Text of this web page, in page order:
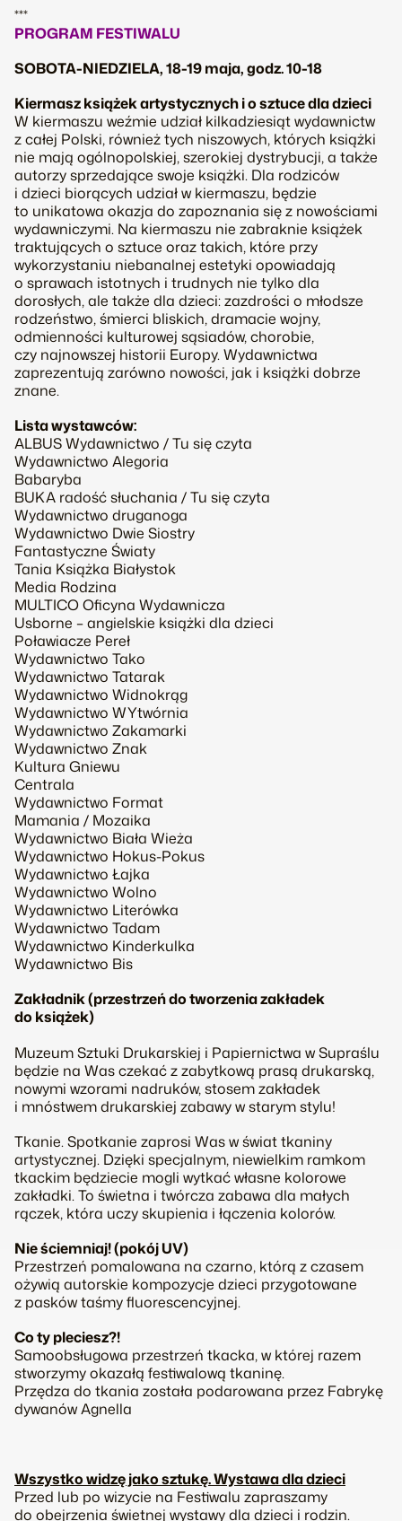
***
PROGRAM FESTIWALU
SOBOTA-NIEDZIELA, 18-19 maja, godz. 10-18
Kiermasz książek artystycznych i o sztuce dla dzieci
W kiermaszu weźmie udział kilkadziesiąt wydawnictw
z całej Polski, również tych niszowych, których książki
nie mają ogólnopolskiej, szerokiej dystrybucji, a także
autorzy sprzedające swoje książki. Dla rodziców
i dzieci biorących udział w kiermaszu, będzie
to unikatowa okazja do zapoznania się z nowościami
wydawniczymi. Na kiermaszu nie zabraknie książek
traktujących o sztuce oraz takich, które przy
wykorzystaniu niebanalnej estetyki opowiadają
o sprawach istotnych i trudnych nie tylko dla
dorosłych, ale także dla dzieci: zazdrości o młodsze
rodzeństwo, śmierci bliskich, dramacie wojny,
odmienności kulturowej sąsiadów, chorobie,
czy najnowszej historii Europy. Wydawnictwa
zaprezentują zarówno nowości, jak i książki dobrze
znane.
Lista wystawców:
ALBUS Wydawnictwo / Tu się czyta
Wydawnictwo Alegoria
Babaryba
BUKA radość słuchania / Tu się czyta
Wydawnictwo druganoga
Wydawnictwo Dwie Siostry
Fantastyczne Światy
Tania Książka Białystok
Media Rodzina
MULTICO Oficyna Wydawnicza
Usborne – angielskie książki dla dzieci
Poławiacze Pereł
Wydawnictwo Tako
Wydawnictwo Tatarak
Wydawnictwo Widnokrąg
Wydawnictwo WYtwórnia
Wydawnictwo Zakamarki
Wydawnictwo Znak
Kultura Gniewu
Centrala
Wydawnictwo Format
Mamania / Mozaika
Wydawnictwo Biała Wieża
Wydawnictwo Hokus-Pokus
Wydawnictwo Łajka
Wydawnictwo Wolno
Wydawnictwo Literówka
Wydawnictwo Tadam
Wydawnictwo Kinderkulka
Wydawnictwo Bis
Zakładnik (przestrzeń do tworzenia zakładek
do książek)
Muzeum Sztuki Drukarskiej i Papiernictwa w Supraślu
będzie na Was czekać z zabytkową prasą drukarską,
nowymi wzorami nadruków, stosem zakładek
i mnóstwem drukarskiej zabawy w starym stylu!
Tkanie. Spotkanie zaprosi Was w świat tkaniny
artystycznej. Dzięki specjalnym, niewielkim ramkom
tkackim będziecie mogli wytkać własne kolorowe
zakładki. To świetna i twórcza zabawa dla małych
rączek, która uczy skupienia i łączenia kolorów.
Nie ściemniaj! (pokój UV)
Przestrzeń pomalowana na czarno, którą z czasem
ożywią autorskie kompozycje dzieci przygotowane
z pasków taśmy fluorescencyjnej.
Co ty pleciesz?!
Samoobsługowa przestrzeń tkacka, w której razem
stworzymy okazałą festiwalową tkaninę.
Przędza do tkania została podarowana przez Fabrykę
dywanówAgnella
Wszystko widzę jako sztukę. Wystawa dla dzieci
Przed lub po wizycie na Festiwalu zapraszamy
do obejrzenia świetnej wystawy dla dzieci i rodzin.